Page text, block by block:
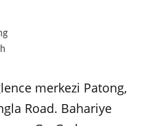
merkezi Patong,
Road. Bahariye